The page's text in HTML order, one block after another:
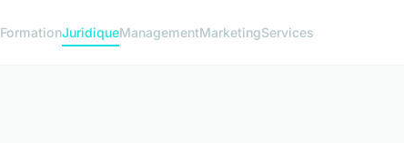
FormationJuridiqueManagementMarketingServices